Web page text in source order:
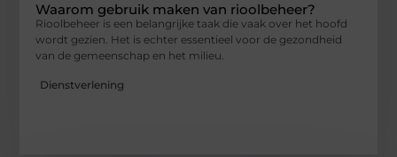
Waarom gebruik maken van rioolbeheer?
Rioolbeheer is een belangrijke taak die vaak over het hoofd
wordt gezien. Het is echter essentieel voor de gezondheid
van de gemeenschap en het milieu.
Dienstverlening